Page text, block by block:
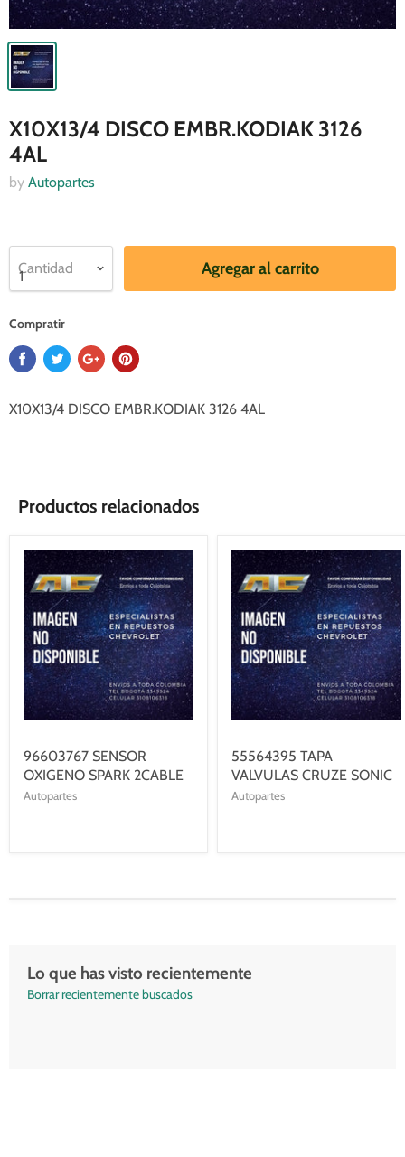
X10X13/4 DISCO EMBR.KODIAK 3126
4AL
by Autopartes
Cantidad Agregar al carrito
Compratir
X10X13/4 DISCO EMBR.KODIAK 3126 4AL
Productos relacionados
96603767 SENSOR
OXIGENO SPARK 2CABLE
Autopartes
55564395 TAPA
VALVULAS CRUZE SONIC
Autopartes
Lo que has visto recientemente
Borrar recientemente buscados